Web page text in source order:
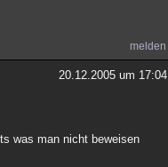
melden
20.12.2005 um 17:04
was man nicht beweisen